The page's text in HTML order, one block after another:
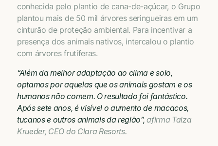
conhecida pelo plantio de cana-de-açúcar, o Grupo
plantou mais de 50 mil árvores seringueiras em um
cinturão de proteção ambiental. Para incentivar a
presença dos animais nativos, intercalou o plantio
com árvores frutíferas.
“Além da melhor adaptação ao clima e solo,
optamos por aquelas que os animais gostam e os
humanos não comem. O resultado foi fantástico.
Após sete anos, é visível o aumento de macacos,
tucanos e outros animais da região”,afirma Taiza
Krueder, CEO do Clara Resorts.